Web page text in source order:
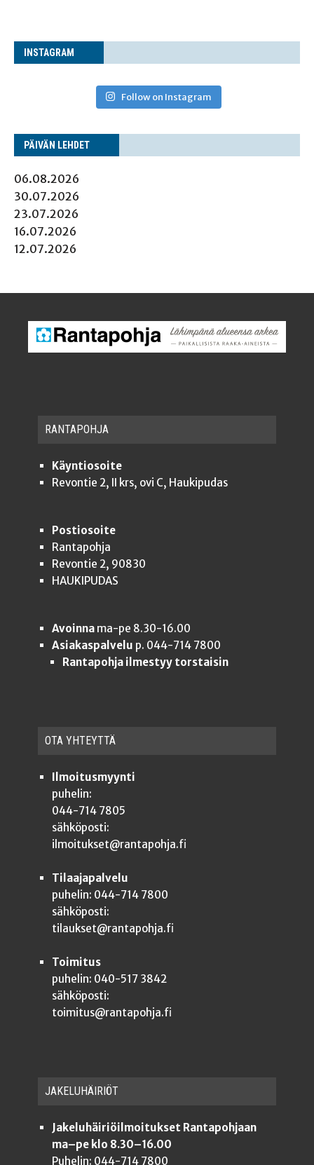
INS­TA­GRAM
Follow on Instagram
PÄI­VÄN LEHDET
06.08.2026
30.07.2026
23.07.2026
16.07.2026
12.07.2026
RAN­TA­POH­JA
Käyntiosoite
Revontie 2, II krs, ovi C, Haukipudas
Postiosoite
Rantapohja
Revontie 2, 90830
HAUKIPUDAS
Avoinnama-pe 8.30-16.00
Asiakaspalvelu p. 044-714 7800
Rantapohja ilmestyy torstaisin
OTA YHTEYT­TÄ
Ilmoitusmyynti
puhelin:
044-714 7805
sähköposti:
ilmoitukset@rantapohja.fi
Tilaajapalvelu
puhelin: 044-714 7800
sähköposti:
tilaukset@rantapohja.fi
Toimitus
puhelin: 040-517 3842
sähköposti:
toimitus@rantapohja.fi
JAKE­LU­HÄI­RIÖT
Jakeluhäiriöilmoitukset Rantapohjaan
ma–pe klo 8.30–16.00
Puhelin: 044-714 7800